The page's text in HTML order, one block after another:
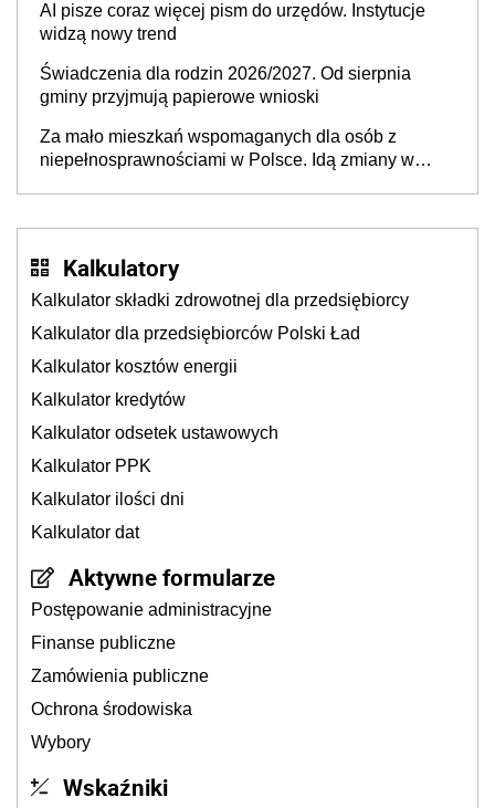
AI pisze coraz więcej pism do urzędów. Instytucje
widzą nowy trend
Świadczenia dla rodzin 2026/2027. Od sierpnia
gminy przyjmują papierowe wnioski
Za mało mieszkań wspomaganych dla osób z
niepełnosprawnościami w Polsce. Idą zmiany w
Kalkulatory
Kalkulator składki zdrowotnej dla przedsiębiorcy
Kalkulator dla przedsiębiorców Polski Ład
Kalkulator kosztów energii
Kalkulator kredytów
Kalkulator odsetek ustawowych
Kalkulator PPK
Kalkulator ilości dni
Kalkulator dat
Aktywne formularze
Postępowanie administracyjne
Finanse publiczne
Zamówienia publiczne
Ochrona środowiska
Wybory
Wskaźniki